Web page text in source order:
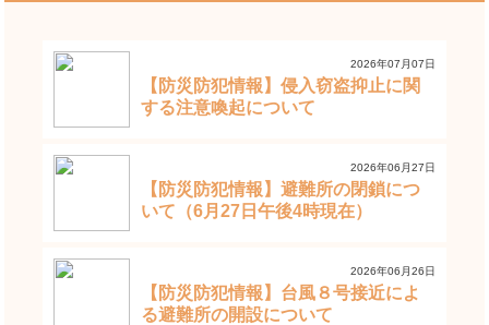
2026年07月07日
【防災防犯情報】侵入窃盗抑止に関
する注意喚起について
2026年06月27日
【防災防犯情報】避難所の閉鎖につ
いて（6月27日午後4時現在）
2026年06月26日
【防災防犯情報】台風８号接近によ
る避難所の開設について